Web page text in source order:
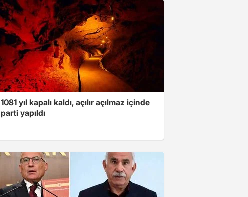
1081 yıl kapalı kaldı, açılır açılmaz içinde
parti yapıldı